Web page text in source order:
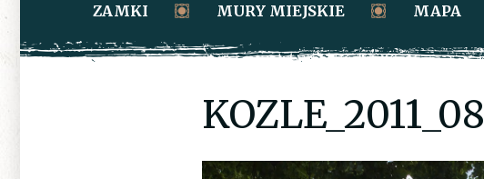
ZAMKI MURY MIEJSKIE MAPA
KOZLE_2011_08